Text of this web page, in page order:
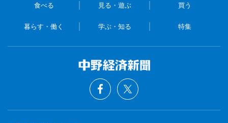
食べる 見る・遊ぶ 買う
暮らす・働く 学ぶ・知る 特集